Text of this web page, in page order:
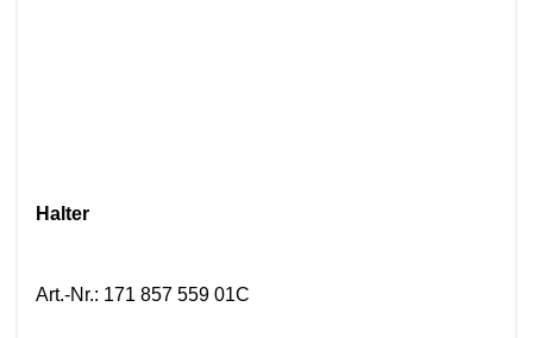
Halter
Art.-Nr.: 171 857 559 01C